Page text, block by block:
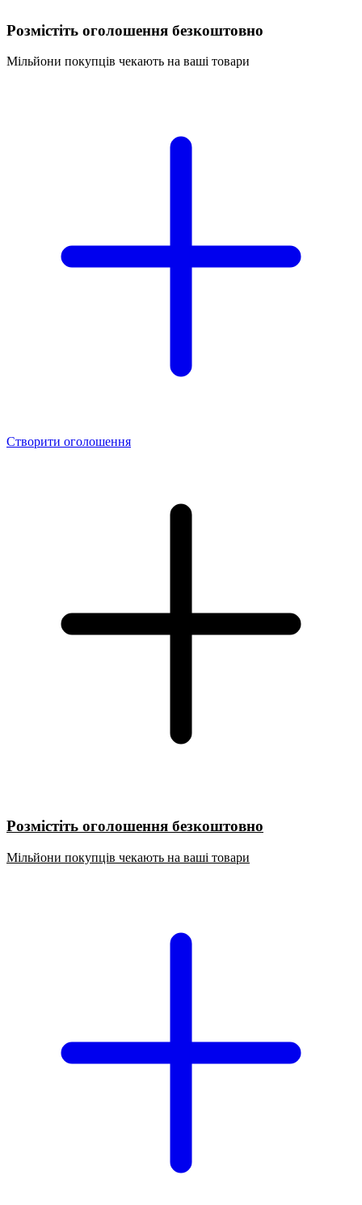
Розмістіть оголошення безкоштовно
Мільйони покупців чекають на ваші товари
Створити оголошення
Розмістіть оголошення безкоштовно
Мільйони покупців чекають на ваші товари